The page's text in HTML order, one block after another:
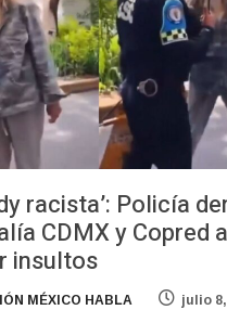
racista’: Policía
CDMX y Copred a
insultos
MÉXICO HABLA
julio